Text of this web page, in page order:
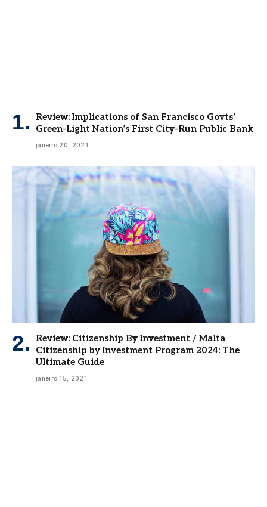
Review: Implications of San Francisco Govts’
Green-Light Nation’s First City-Run Public Bank
janeiro 20, 2021
Review: Citizenship By Investment / Malta
Citizenship by Investment Program 2024: The
Ultimate Guide
janeiro 15, 2021